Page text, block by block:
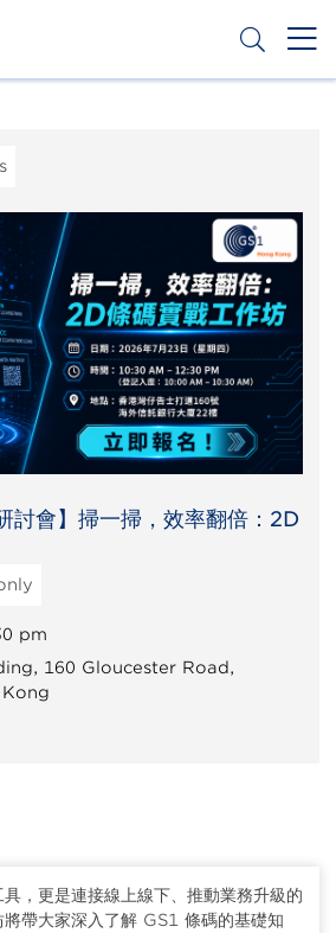
討會】掃一掃，效率翻倍：2D
pm
160 Gloucester Road,
，更是連接線上線下、推動業務升級的
帶大家深入了解 GS1 條碼的基礎知